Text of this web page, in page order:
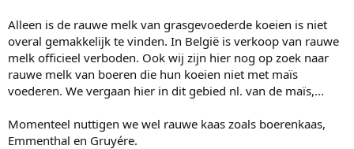
Alleen is de rauwe melk van grasgevoederde koeien is niet
overal gemakkelijk te vinden. In België is verkoop van rauwe
melk officieel verboden. Ook wij zijn hier nog op zoek naar
rauwe melk van boeren die hun koeien niet met maïs
voederen. We vergaan hier in dit gebied nl. van de maïs,...
Momenteel nuttigen we wel rauwe kaas zoals boerenkaas,
Emmenthal en Gruyére.